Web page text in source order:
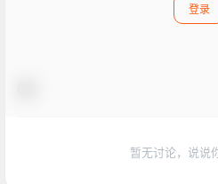
登录
暂无讨论，说说